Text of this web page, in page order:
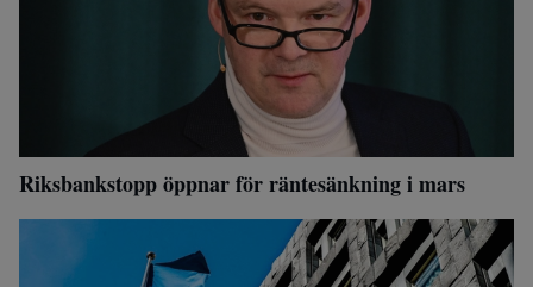
Riksbankstopp öppnar för räntesänkning i mars